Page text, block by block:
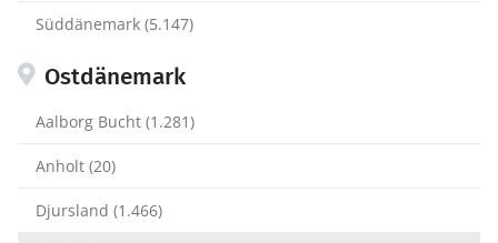
Süddänemark (5.147)
Ostdänemark
Aalborg Bucht (1.281)
Anholt (20)
Djursland (1.466)